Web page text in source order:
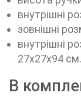
внутрішні
зовнішні
внутрішні
27х27х94 см.
В